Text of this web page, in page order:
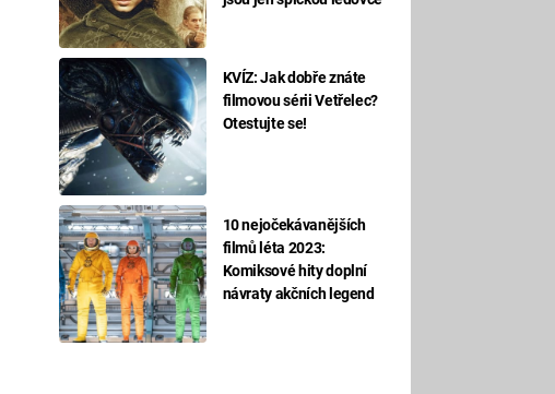
KVÍZ: Jak dobře znáte
filmovou sérii Vetřelec?
Otestujte se!
10 nejočekávanějších
filmů léta 2023:
Komiksové hity doplní
návraty akčních legend